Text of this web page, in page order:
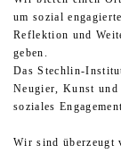
um sozial
Reflektion und
geben.
Das Stechlin-
Neugier, Kunst und
soziales
Wir sind überzeugt